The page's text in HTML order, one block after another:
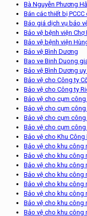
Bà Nguyễn Phương
Bán các thiết bị
Báo giá dịch vụ bảo
Bảo vệ bệnh viện Chợ
Bảo vệ bệnh viện
Bảo vệ Bình Dương
Bao ve Binh Duong
Bảo vệ Bình Dương uy
Bảo vệ cho Công ty
Bảo vệ cho Công ty
Bảo vệ cho cụm
Bảo vệ cho cụm
Bảo vệ cho cụm
Bảo vệ cho cụm công
Bảo vệ cho Khu Công
Bảo vệ cho khu công
Bảo vệ cho khu công
Bảo vệ cho khu công
Bảo vệ cho khu công
Bảo vệ cho khu công
Bảo vệ cho khu công
Bảo vệ cho khu công
Bảo vệ cho khu công